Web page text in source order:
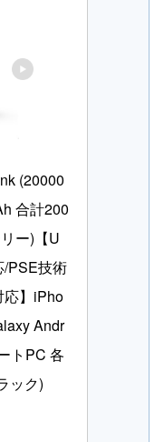
(20000
合計200
ー)【U
PSE技術
応】iPho
Andr
トPC 各
ック)